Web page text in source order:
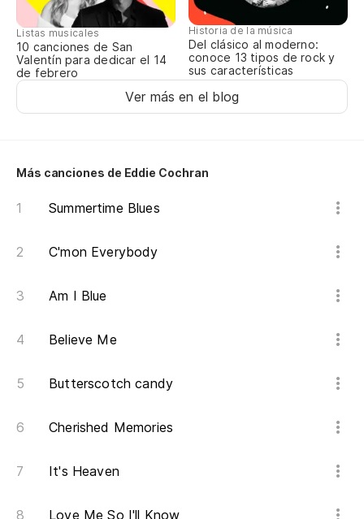
Listas musicales
10 canciones de San
Valentín para dedicar el 14
de febrero
Historia de la música
Del clásico al moderno:
conoce 13 tipos de rock y
sus características
Ver más en el blog
Más canciones de Eddie Cochran
Summertime Blues
C'mon Everybody
Am I Blue
Believe Me
Butterscotch candy
Cherished Memories
It's Heaven
Love Me So I'll Know